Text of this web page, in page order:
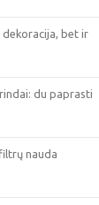
dekoracija, bet ir
du paprasti
nauda